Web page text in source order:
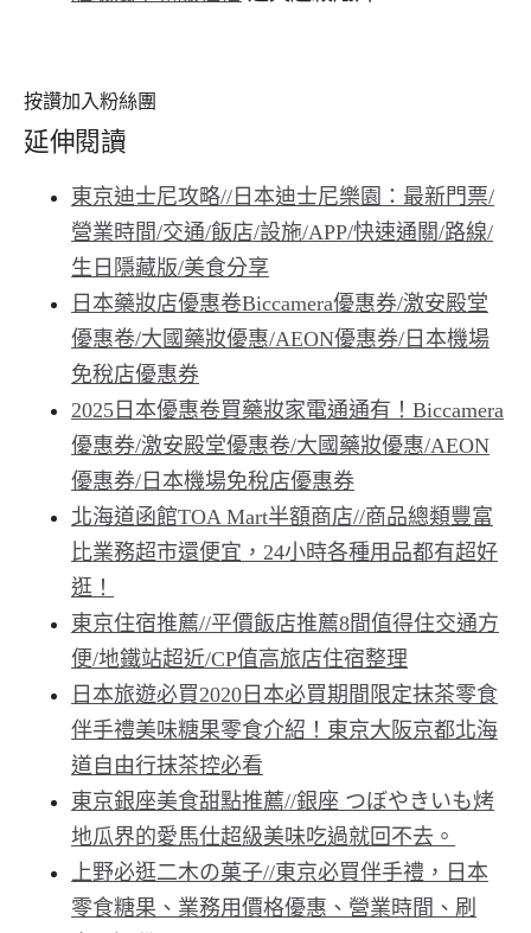
按讚加入粉絲團
延伸閱讀
東京迪士尼攻略//日本迪士尼樂園：最新門票/
營業時間/交通/飯店/設施/APP/快速通關/路線/
生日隱藏版/美食分享
日本藥妝店優惠卷Biccamera優惠券/激安殿堂
優惠卷/大國藥妝優惠/AEON優惠券/日本機場
免稅店優惠券
2025日本優惠卷買藥妝家電通通有！Biccamera
優惠券/激安殿堂優惠卷/大國藥妝優惠/AEON
優惠券/日本機場免稅店優惠券
北海道函館TOA Mart半額商店//商品總類豐富
比業務超市還便宜，24小時各種用品都有超好
逛！
東京住宿推薦//平價飯店推薦8間值得住交通方
便/地鐵站超近/CP值高旅店住宿整理
日本旅遊必買2020日本必買期間限定抹茶零食
伴手禮美味糖果零食介紹！東京大阪京都北海
道自由行抹茶控必看
東京銀座美食甜點推薦//銀座 つぼやきいも烤
地瓜界的愛馬仕超級美味吃過就回不去。
上野必逛二木の菓子//東京必買伴手禮，日本
零食糖果、業務用價格優惠、營業時間、刷